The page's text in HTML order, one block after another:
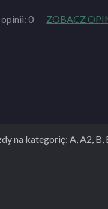
0 ZOBACZ
na kategorię: A, A2, B,
to nowoczesna i